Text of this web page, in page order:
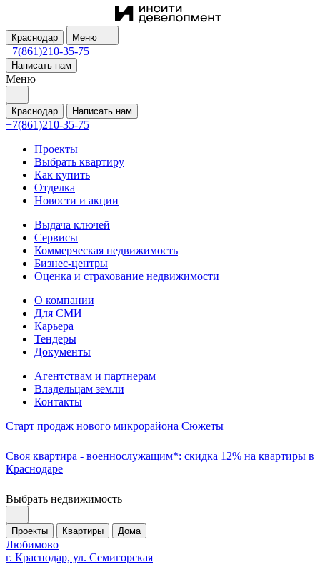
Краснодар Меню
+7(861)210-35-75
Написать нам
Меню
Краснодар Написать нам
+7(861)210-35-75
Проекты
Выбрать квартиру
Как купить
Отделка
Новости и акции
Выдача ключей
Сервисы
Коммерческая недвижимость
Бизнес-центры
Оценка и страхование недвижимости
О компании
Для СМИ
Карьера
Тендеры
Документы
Агентствам и партнерам
Владельцам земли
Контакты
Старт продаж нового микрорайона Сюжеты
Своя квартира - военнослужащим*: скидка 12% на квартиры в
Краснодаре
Выбрать недвижимость
Проекты Квартиры Дома
Любимово
г. Краснодар, ул. Семигорская